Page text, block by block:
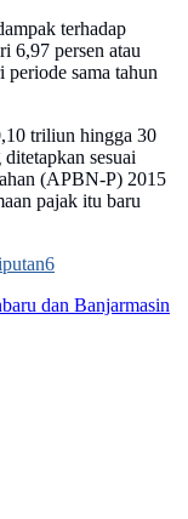
terhadap
6,97 persen atau
sama tahun
triliun hingga 30
sesuai
(APBN-P) 2015
pajak itu baru
dan Banjarmasin